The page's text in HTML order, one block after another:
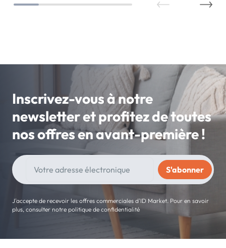
Inscrivez-vous à notre
newsletter et profitez de toutes
nos offres en avant-première !
J'accepte de recevoir les offres commerciales d'ID Market. Pour en savoir
plus, consulter notre politique de confidentialité